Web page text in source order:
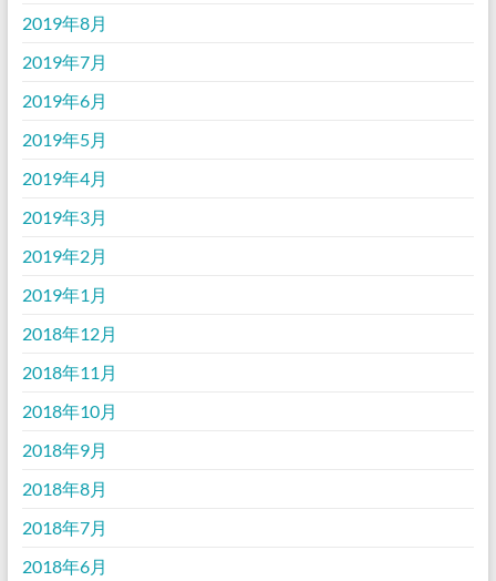
2019年8月
2019年7月
2019年6月
2019年5月
2019年4月
2019年3月
2019年2月
2019年1月
2018年12月
2018年11月
2018年10月
2018年9月
2018年8月
2018年7月
2018年6月